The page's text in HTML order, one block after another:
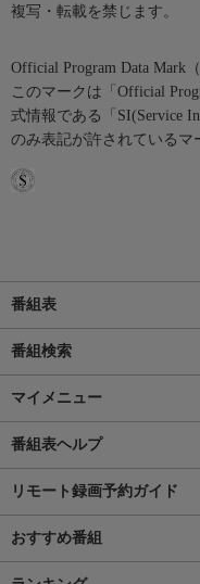
複写・転載を禁じます。
Official Program Data Mark
このマークは「Official
式情報である「SI(Service
のみ表記が許されているマ
番組表
番組検索
マイメニュー
番組表ヘルプ
リモート録画予約ガイド
おすすめ番組